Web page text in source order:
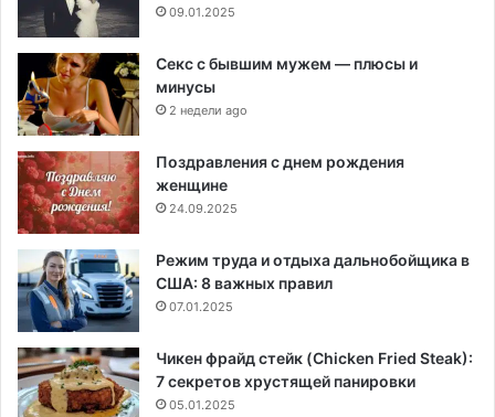
09.01.2025
Секс с бывшим мужем — плюсы и
минусы
2 недели ago
Поздравления с днем рождения
женщине
24.09.2025
Режим труда и отдыха дальнобойщика в
США: 8 важных правил
07.01.2025
Чикен фрайд стейк (Chicken Fried Steak):
7 секретов хрустящей панировки
05.01.2025